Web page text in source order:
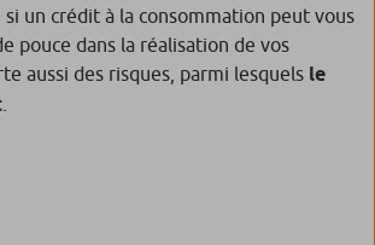
si un crédit à la consommation peut vous
pouce dans la réalisation de vos
aussi des risques, parmi lesquels le